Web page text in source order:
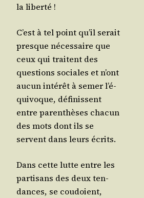
la liberté !
C’est à tel point qu’il serait
presque néces­saire que
ceux qui traitent des
ques­tions sociales et n’ont
aucun inté­rêt à semer l’é­
qui­voque, défi­nissent
entre paren­thèses cha­cun
des mots dont ils se
servent dans leurs écrits.
Dans cette lutte entre les
par­ti­sans des deux ten­
dances, se cou­doient,